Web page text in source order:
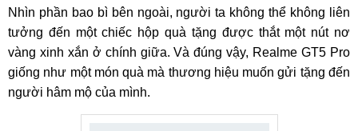
Nhìn phần bao bì bên ngoài, người ta không thể không liên
tưởng đến một chiếc hộp quà tặng được thắt một nút nơ
vàng xinh xắn ở chính giữa. Và đúng vậy, Realme GT5 Pro
giống như một món quà mà thương hiệu muốn gửi tặng đến
người hâm mộ của mình.